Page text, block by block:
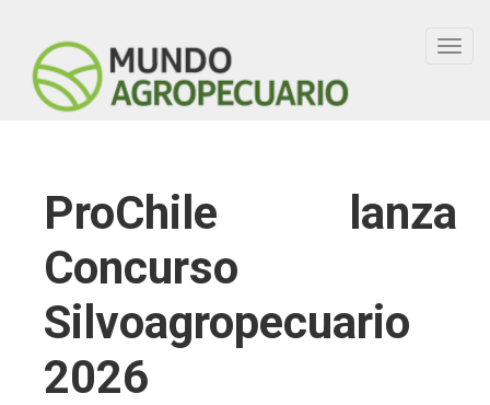
ProChile lanza
Concurso
Silvoagropecuario
2026